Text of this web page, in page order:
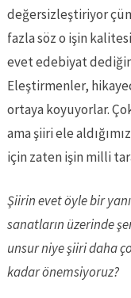
değersizleştiriyor
fazla söz o işin
evet edebiyat
Eleştirmenler,
ortaya koyuyorlar.
ama şiiri ele
için zaten işin milli
Şiirin evet öyle bir
sanatların üzerinde
unsur niye şiiri daha
kadar önemsiyoruz?